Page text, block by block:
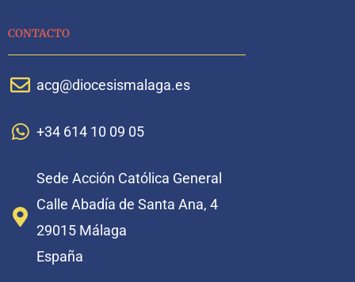
CONTACTO
acg@diocesismalaga.es
+34 614 10 09 05
Sede Acción Católica General
Calle Abadía de Santa Ana, 4
29015 Málaga
España